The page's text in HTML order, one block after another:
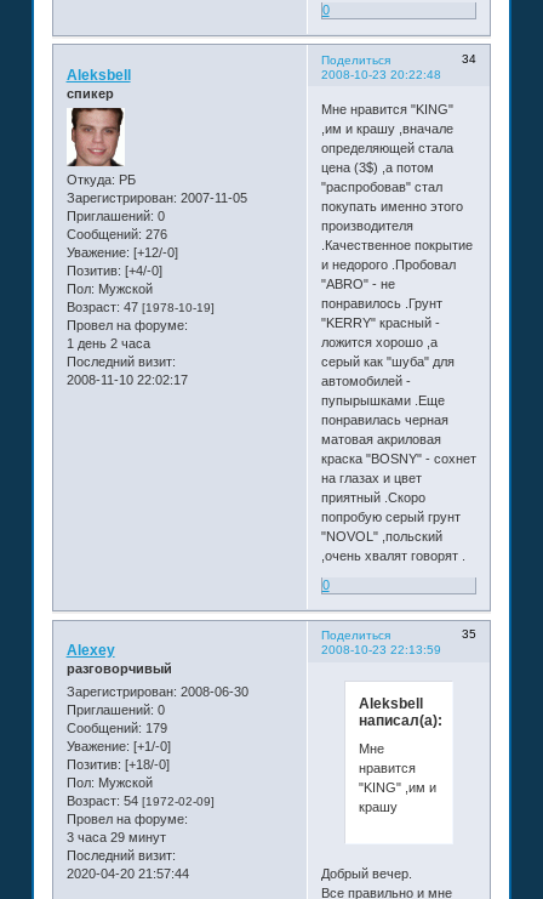
0
Поделиться
34
2008-10-23 20:22:48
Aleksbell
спикер
Откуда: РБ
Зарегистрирован: 2007-11-05
Приглашений: 0
Сообщений: 276
Уважение: [+12/-0]
Позитив: [+4/-0]
Пол: Мужской
Возраст: 47 [1978-10-19]
Провел на форуме:
1 день 2 часа
Последний визит:
2008-11-10 22:02:17
Мне нравится "KING"
,им и крашу ,вначале
определяющей стала
цена (3$) ,а потом
"распробовав" стал
покупать именно этого
производителя
.Качественное покрытие
и недорого .Пробовал
"ABRO" - не
понравилось .Грунт
"KERRY" красный -
ложится хорошо ,а
серый как "шуба" для
автомобилей -
пупырышками .Еще
понравилась черная
матовая акриловая
краска "BOSNY" - сохнет
на глазах и цвет
приятный .Скоро
попробую серый грунт
"NOVOL" ,польский
,очень хвалят говорят .
0
Поделиться
35
2008-10-23 22:13:59
Alexey
разговорчивый
Зарегистрирован: 2008-06-30
Приглашений: 0
Сообщений: 179
Уважение: [+1/-0]
Позитив: [+18/-0]
Пол: Мужской
Возраст: 54 [1972-02-09]
Провел на форуме:
3 часа 29 минут
Последний визит:
2020-04-20 21:57:44
Aleksbell
написал(а):
Мне
нравится
"KING" ,им и
крашу
Добрый вечер.
Все правильно и мне